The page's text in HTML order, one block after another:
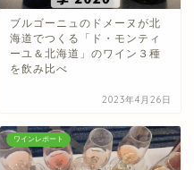
ブルゴーニュのドメーヌが北
海道でつくる「ド・モンティ
ーユ＆北海道」のワイン３種
を飲み比べ
2023年4月26日
ワインレポート